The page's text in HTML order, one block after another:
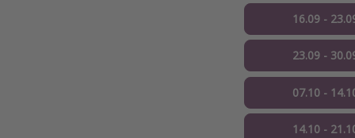
16.09 -
23.09 -
07.10 -
14.10 -